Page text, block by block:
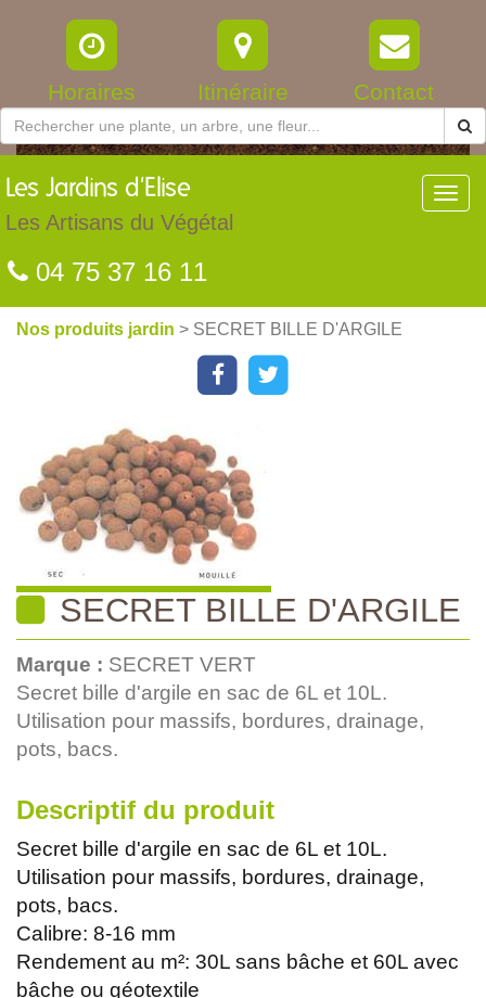
Horaires Itinéraire Contact
Les Jardins d'Elise
Les Artisans du Végétal
04 75 37 16 11
Nos produits jardin > SECRET BILLE D'ARGILE
SECRET BILLE D'ARGILE
Marque : SECRET VERT
Secret bille d'argile en sac de 6L et 10L.
Utilisation pour massifs, bordures, drainage,
pots, bacs.
Descriptif du produit
Secret bille d'argile en sac de 6L et 10L.
Utilisation pour massifs, bordures, drainage,
pots, bacs.
Calibre: 8-16 mm
Rendement au m²: 30L sans bâche et 60L avec
bâche ou géotextile